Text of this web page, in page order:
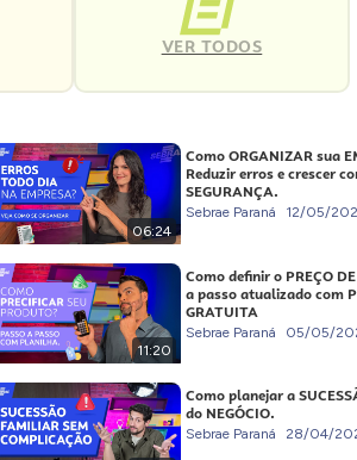
VER TODOS
06:24
Como ORGANIZAR sua
Reduzir erros e crescer
SEGURANÇA.
Sebrae Paraná 12/05/
11:20
Como definir o PREÇO
a passo atualizado com
GRATUITA
Sebrae Paraná 05/05/
Como planejar a
do NEGÓCIO.
Sebrae Paraná 28/04/